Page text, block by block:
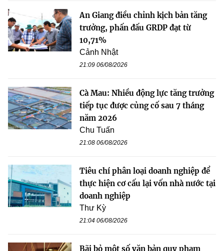
An Giang điều chỉnh kịch bản tăng
trưởng, phấn đấu GRDP đạt từ
10,71%
Cảnh Nhật
21:09 06/08/2026
Cà Mau: Nhiều động lực tăng trưởng
tiếp tục được củng cố sau 7 tháng
năm 2026
Chu Tuấn
21:08 06/08/2026
Tiêu chí phân loại doanh nghiệp để
thực hiện cơ cấu lại vốn nhà nước tại
doanh nghiệp
Thư Kỳ
21:04 06/08/2026
Bãi bỏ một số văn bản quy phạm